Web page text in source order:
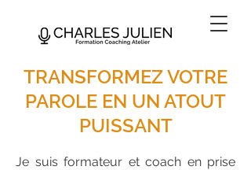
TRANSFORMEZ VOTRE
PAROLE EN UN ATOUT
PUISSANT
Je suis formateur et coach en prise